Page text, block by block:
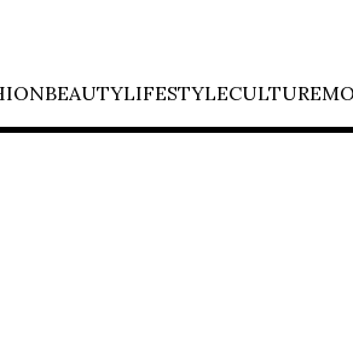
BEAUTYLIFESTYLECULTURE